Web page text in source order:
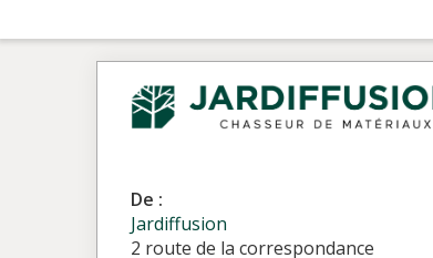
De :
Jardiffusion
2 route de la correspondance